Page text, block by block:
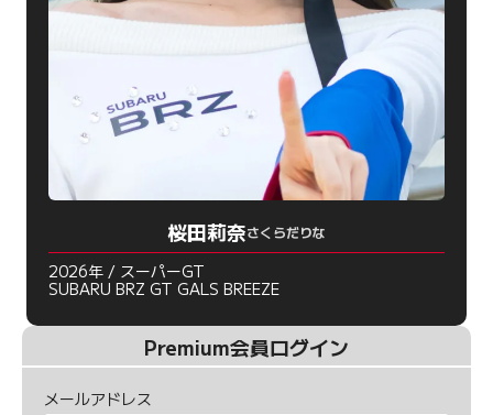
桜田莉奈さくらだりな
2026年 / スーパーGT
SUBARU BRZ GT GALS BREEZE
Premium会員ログイン
メールアドレス